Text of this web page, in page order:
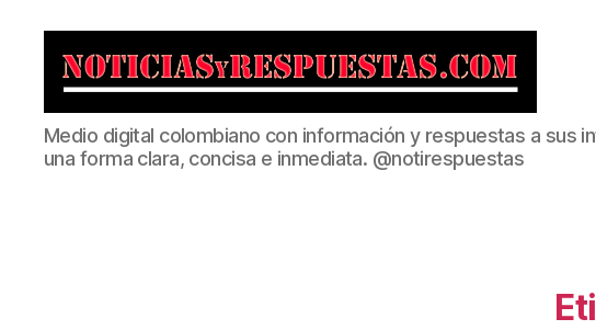
Noticias
y
Respuestas
Medio digital colombiano con información y respuestas a sus
una forma clara, concisa e inmediata. @notirespuestas